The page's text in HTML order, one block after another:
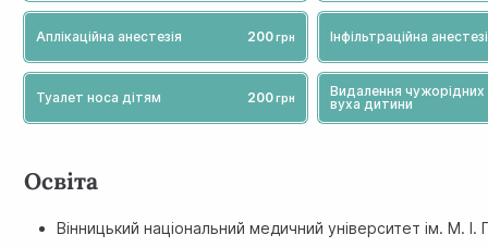
Аплікаційна анестезія 200 Інфільтраційна
Туалет носа дітям 200
Видалення чужорідних
вуха дитини
Освіта
Вінницький національний медичний університет ім. М.